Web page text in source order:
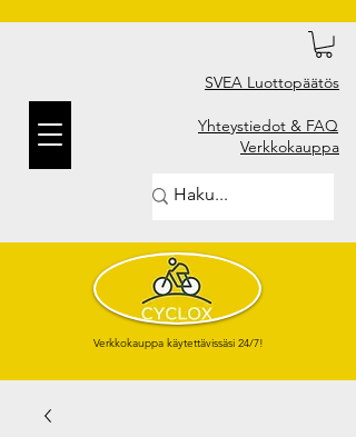
SVEA Luottopäätös
Yhteystiedot & FAQ
Verkkokauppa
Verkkokauppa käytettävissäsi 24/7!